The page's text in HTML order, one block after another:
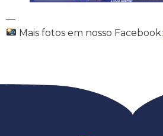
—
Mais fotos em nosso Facebook: